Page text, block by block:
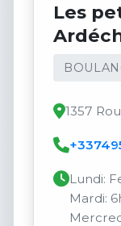
Les
1357
Lundi:
Mardi: